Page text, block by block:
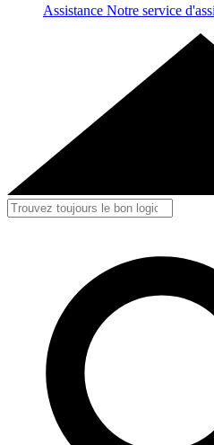
Assistance Notre service